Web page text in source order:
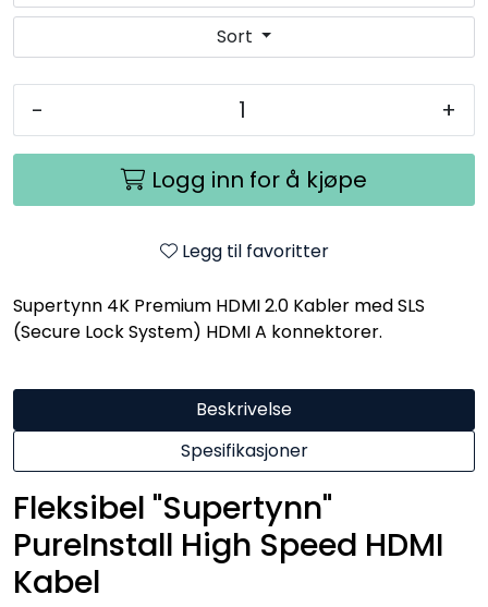
Sort
- +
Logg inn for å kjøpe
Legg til favoritter
Supertynn 4K Premium HDMI 2.0 Kabler med SLS
(Secure Lock System) HDMI A konnektorer.
Beskrivelse
Spesifikasjoner
Fleksibel "Supertynn"
PureInstall High Speed HDMI
Kabel